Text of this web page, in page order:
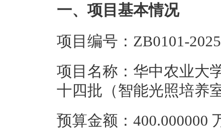
一、项目基本情况
项目编号：ZB0101-
项目名称：华中农业大
十四批（智能光照培养
预算金额：400.000000